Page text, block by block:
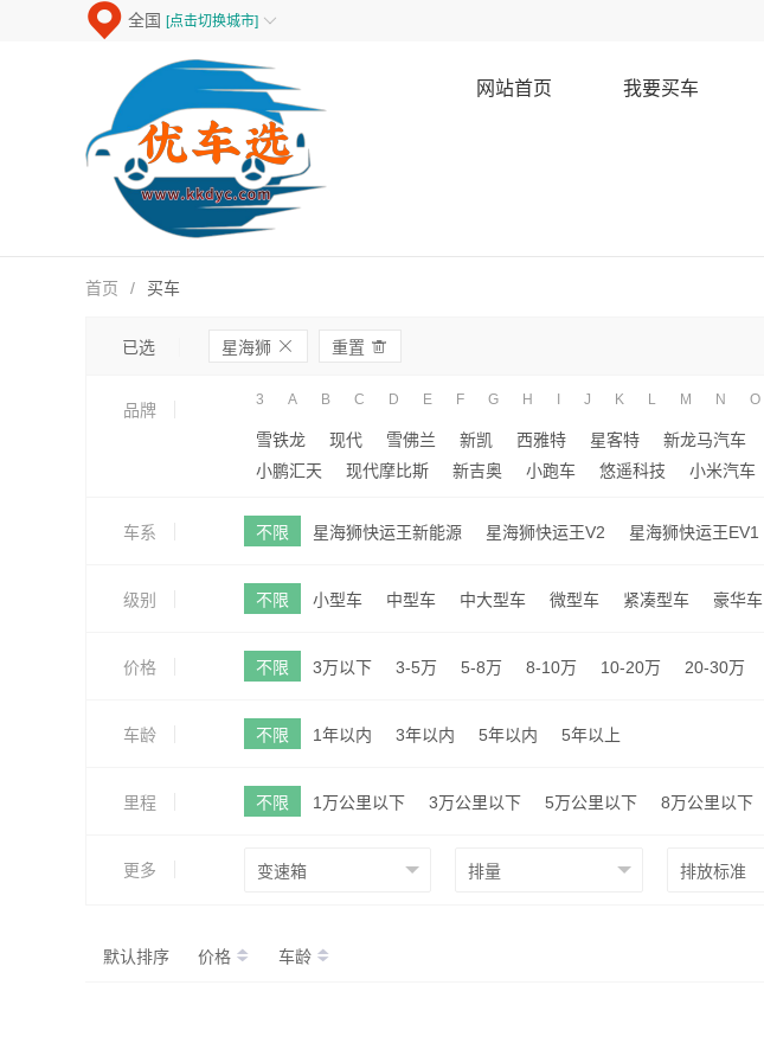
全国 [点击切换城市] 
网站首页 我要买车
首页 / 买车
已选 星海狮 ဆ 重置 
品牌
3 A B C D E F G H J K L M N O
雪铁龙 现代 雪佛兰 新凯 西雅特 星客特 新龙马汽车
小鹏汇天
现代摩比斯 新吉奥 小跑车 悠遥科技 小米汽车
车系 不限 星海狮快运王新能源 星海狮快运王V2 星海狮快运王EV1
级别 不限 小型车 中型车 中大型车 微型车 紧凑型车 豪华车
价格 不限 3万以下 3-5万 5-8万 8-10万 10-20万 20-30万
车龄 不限 1年以内 3年以内 5年以内 5年以上
里程 不限 1万公里以下 3万公里以下 5万公里以下 8万公里以下
更多
默认排序 价格 车龄